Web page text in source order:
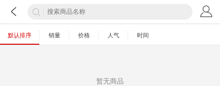
默认排序 销量 价格 人气 时间
暂无商品